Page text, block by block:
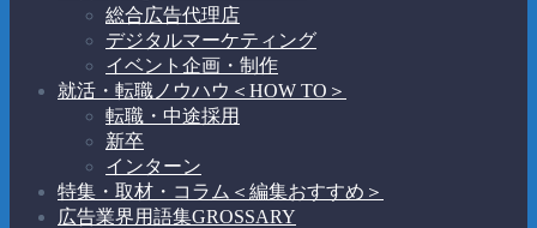
総合広告代理店
デジタルマーケティング
イベント企画・制作
就活・転職ノウハウ ＜HOW TO＞
転職・中途採用
新卒
インターン
特集・取材・コラム ＜編集おすすめ＞
広告業界用語集GROSSARY